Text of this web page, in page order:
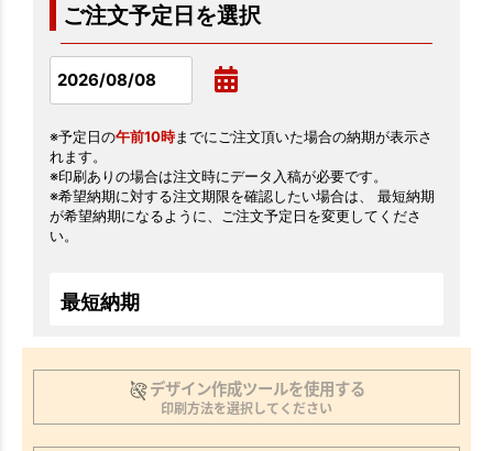
ご注文予定日を選択
※予定日の午前10時までにご注文頂いた場合の納期が表示さ
れます。
※印刷ありの場合は注文時にデータ入稿が必要です。
※希望納期に対する注文期限を確認したい場合は、 最短納期
が希望納期になるように、ご注文予定日を変更してくださ
い。
最短納期
デザイン作成ツールを使用する
印刷方法を選択してください